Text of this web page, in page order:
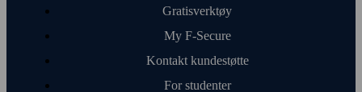
Gratis­verktøy
My F‑Secure
Kontakt kunde­støtte
For studenter